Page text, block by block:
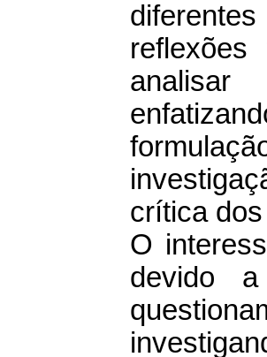
crítica
O
devido